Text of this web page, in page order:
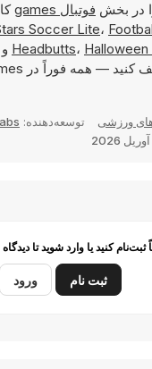
در بخش فوتبال games
Soccer Lite،
Headbutts، و
ورزشی توسعه‌دهنده:
ثبت‌نام کنید یا وارد شوید تا
ثبت نام ورود